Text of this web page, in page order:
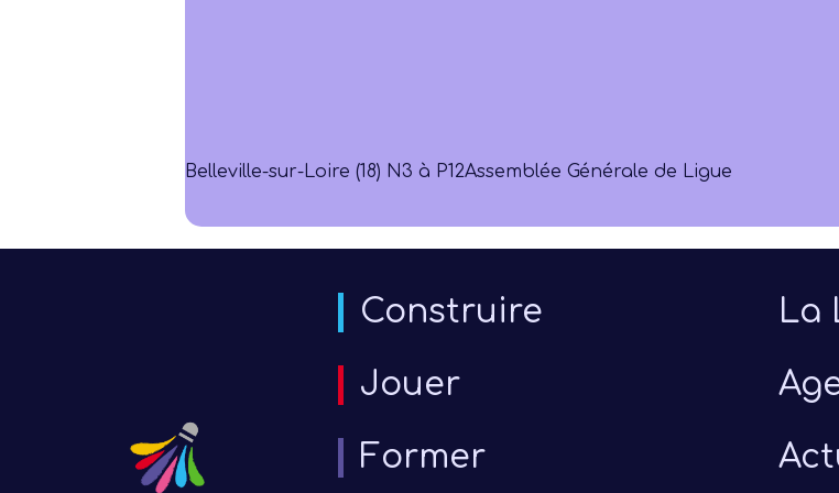
Belleville-sur-Loire (18) N3 à P12Assemblée Générale de Ligue
Construire
Jouer
Former
La